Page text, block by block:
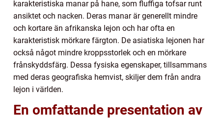
karakteristiska manar på hane, som fluffiga tofsar runt
ansiktet och nacken. Deras manar är generellt mindre
och kortare än afrikanska lejon och har ofta en
karakteristisk mörkare färgton. De asiatiska lejonen har
också något mindre kroppsstorlek och en mörkare
frånskyddsfärg. Dessa fysiska egenskaper, tillsammans
med deras geografiska hemvist, skiljer dem från andra
lejon i världen.
En omfattande presentation av